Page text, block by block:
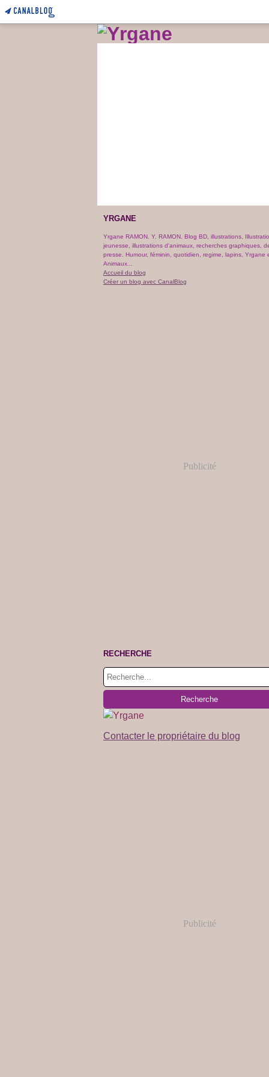
YRGANE
Yrgane RAMON. Y. RAMON. Blog BD, illustrations,
jeunesse, illustrations d'animaux, recherches graphiques,
presse. Humour, féminin, quotidien, regime, lapins, Yrgane
Animaux...
Accueil du blog
Créer un blog avec CanalBlog
Publicité
RECHERCHE
Contacter le propriétaire du blog
Publicité